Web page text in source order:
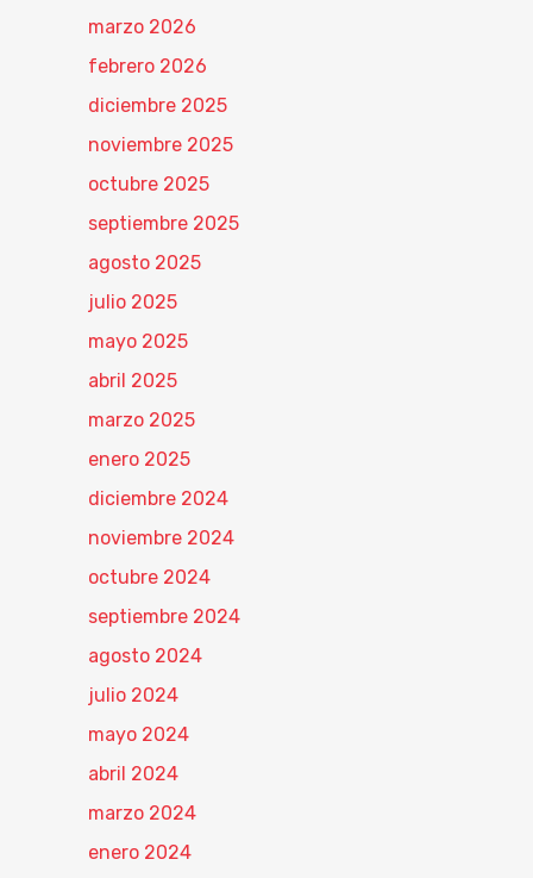
marzo 2026
febrero 2026
diciembre 2025
noviembre 2025
octubre 2025
septiembre 2025
agosto 2025
julio 2025
mayo 2025
abril 2025
marzo 2025
enero 2025
diciembre 2024
noviembre 2024
octubre 2024
septiembre 2024
agosto 2024
julio 2024
mayo 2024
abril 2024
marzo 2024
enero 2024